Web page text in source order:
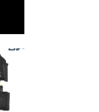
Thêm
vào
yêu
thích